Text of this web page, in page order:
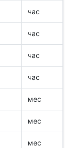
час
час
час
час
мес
мес
мес